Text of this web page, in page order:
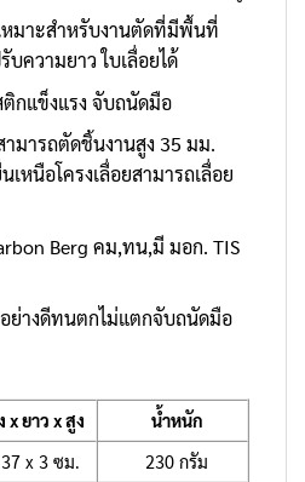
เหมาะสำหรับงานตัดที่มีพื้นที่
บความยาว ใบเลื่อยได้
กแข็งแรง จับถนัดมือ
ามารถตัดชิ้นงานสูง 35 มม.
หนือโครงเลื่อยสามารถเลื่อย
Berg คม,ทน,มี มอก. TIS
ย่างดีทนตกไม่แตกจับถนัดมือ
x ยาว x สูง
น้ำหนัก
x 3 ซม.
230 กรัม